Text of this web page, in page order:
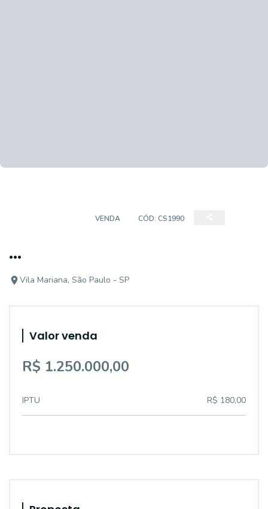
VENDA CÓD: CS1990
...
Vila Mariana, São Paulo - SP
Valor venda
R$ 1.250.000,00
IPTU R$ 180,00